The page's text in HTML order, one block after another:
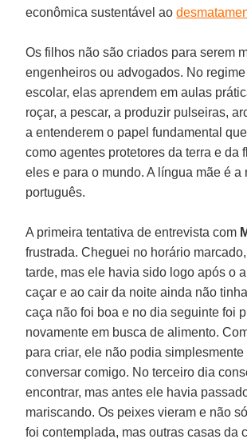
econômica sustentável ao
Os filhos não são criados para serem
engenheiros ou advogados. No
escolar, elas aprendem em aulas
roçar, a pescar, a produzir pulseiras,
a entenderem o papel fundamental
como agentes protetores da terra e da
eles e para o mundo. A língua mãe é a
português.
A primeira tentativa de entrevista com
frustrada. Cheguei no horário
tarde, mas ele havia sido logo após o
caçar e ao cair da noite ainda não
caça não foi boa e no dia seguinte foi
novamente em busca de alimento.
para criar, ele não podia simplesmente
conversar comigo. No terceiro dia
encontrar, mas antes ele havia
mariscando. Os peixes vieram e não
foi contemplada, mas outras casas da